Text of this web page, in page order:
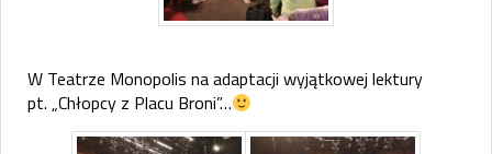
W Teatrze Monopolis na adaptacji wyjątkowej lektury
pt. „Chłopcy z Placu Broni”…